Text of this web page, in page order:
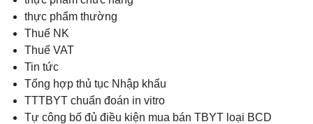
thực phẩm thường
Thuế NK
Thuế VAT
Tin tức
Tổng hợp thủ tục Nhập khẩu
TTTBYT chuẩn đoán in vitro
Tự công bố đủ điều kiện mua bán TBYT loại BCD